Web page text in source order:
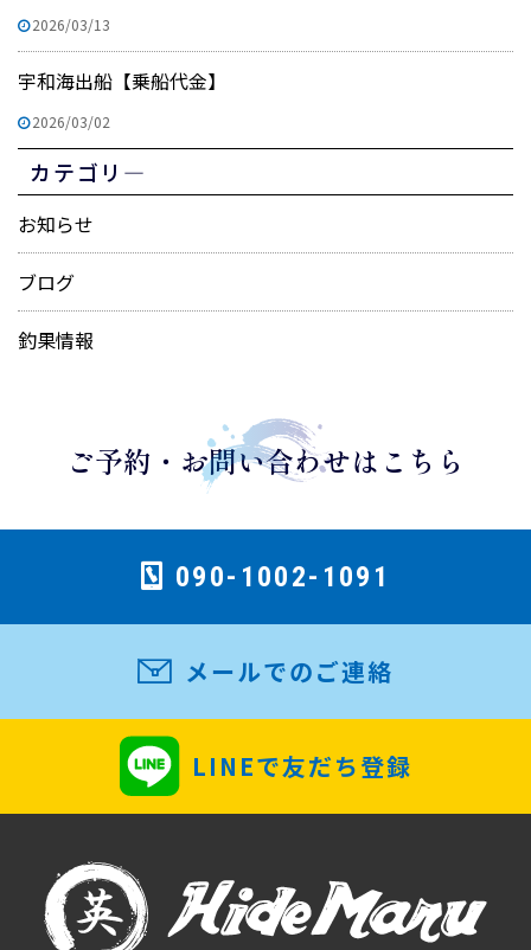
2026/03/13
宇和海出船【乗船代金】
2026/03/02
カテゴリ―
お知らせ
ブログ
釣果情報
ご予約・お問い合わせはこちら
090-1002-1091
メールでのご連絡
LINEで友だち登録